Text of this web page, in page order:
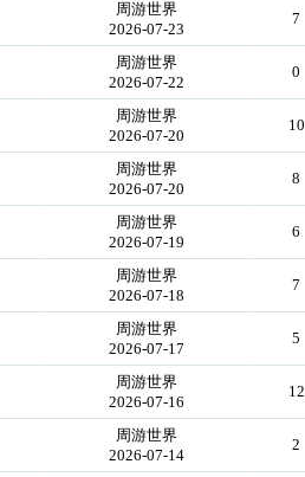
周游世界
2026-07-23
7
周游世界
2026-07-22
0
周游世界
2026-07-20
10
周游世界
2026-07-20
8
周游世界
2026-07-19
6
周游世界
2026-07-18
7
周游世界
2026-07-17
5
周游世界
2026-07-16
12
周游世界
2026-07-14
2